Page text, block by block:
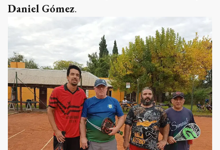
Daniel Gómez.